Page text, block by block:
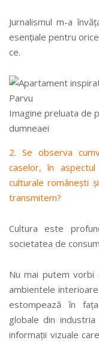
Jurnalismul m-a
esențiale pentru
ce.
Imagine preluata de
dumneaei
2. Se observa
caselor, în
culturale românești
transmitem?
Cultura este
societatea de
Nu mai putem vorbi
ambientele
estompează în
globale din
informații vizuale